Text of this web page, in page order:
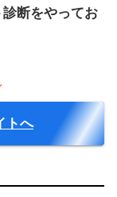
断をやってお
トへ